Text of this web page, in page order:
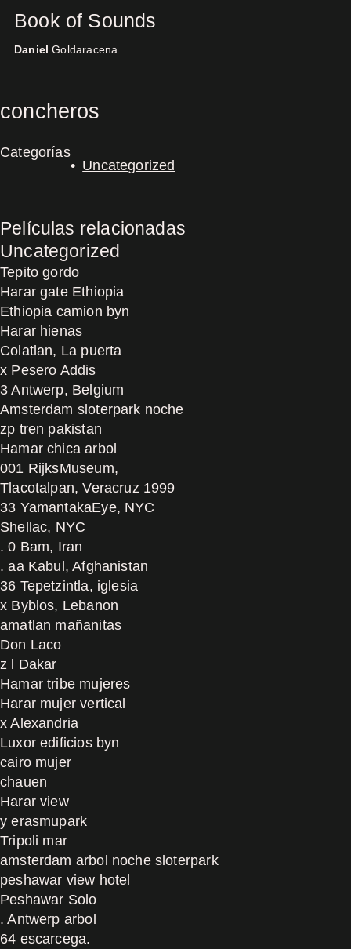
Book of Sounds
Daniel Goldaracena
concheros
Categorías
Uncategorized
Películas relacionadas
Uncategorized
Tepito gordo
Harar gate Ethiopia
Ethiopia camion byn
Harar hienas
Colatlan, La puerta
x Pesero Addis
3 Antwerp, Belgium
Amsterdam sloterpark noche
zp tren pakistan
Hamar chica arbol
001 RijksMuseum,
Tlacotalpan, Veracruz 1999
33 YamantakaEye, NYC
Shellac, NYC
. 0 Bam, Iran
. aa Kabul, Afghanistan
36 Tepetzintla, iglesia
x Byblos, Lebanon
amatlan mañanitas
Don Laco
z l Dakar
Hamar tribe mujeres
Harar mujer vertical
x Alexandria
Luxor edificios byn
cairo mujer
chauen
Harar view
y erasmupark
Tripoli mar
amsterdam arbol noche sloterpark
peshawar view hotel
Peshawar Solo
. Antwerp arbol
64 escarcega.